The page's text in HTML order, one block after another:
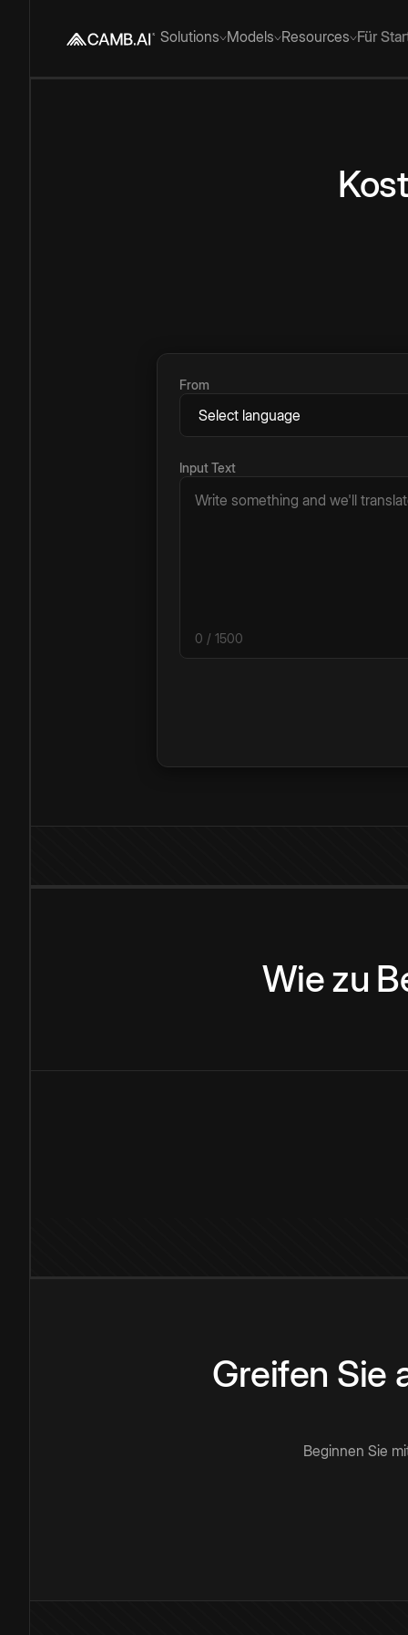
Solutions Models Resources Für
From
Input Text
0 / 1500
Wiezu
Greifen Sie
Beginnen Sie